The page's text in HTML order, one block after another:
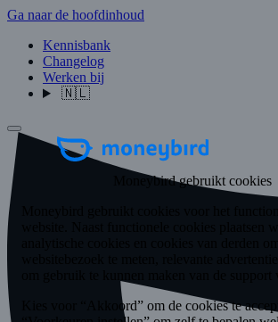
Ga naar de hoofdinhoud
Kennisbank
Changelog
Werken bij
🇳🇱